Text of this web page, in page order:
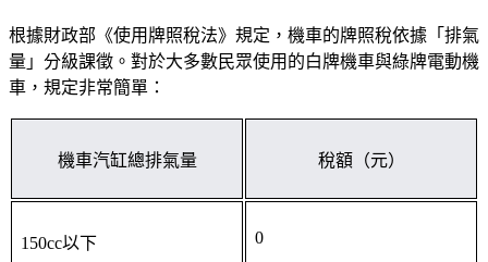
根據財政部《使用牌照稅法》規定，機車的牌照稅依據「排氣
量」分級課徵。對於大多數民眾使用的白牌機車與綠牌電動機
車，規定非常簡單：
機車汽缸總排氣量 稅額（元）
150cc以下 0